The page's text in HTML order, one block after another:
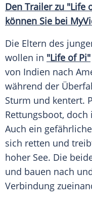
Den Trailer zu "Life
können Sie bei
Die Eltern des
wollen in "Life of Pi"
von Indien nach
während der
Sturm und kentert.
Rettungsboot, doch
Auch ein
sich retten und
hoher See. Die
und bauen nach
Verbindung